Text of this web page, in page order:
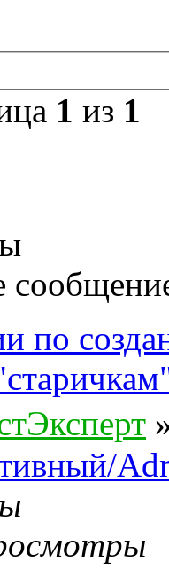
1 из 1
по